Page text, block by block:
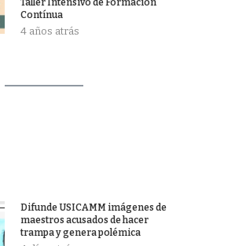
Taller Intensivo de Formación
Contínua
4 años atrás
Difunde USICAMM imágenes de
maestros acusados de hacer
trampa y genera polémica